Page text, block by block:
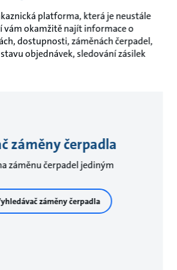
platforma, která je neustále
vám okamžitě najít informace o
dostupnosti, záměnách čerpadel,
objednávek, sledování zásilek
záměny čerpadla
záměnu čerpadel jediným
záměny čerpadla